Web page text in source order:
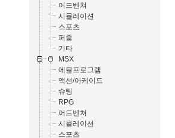
어드벤쳐
시뮬레이션
스포츠
퍼즐
기타
MSX
에뮬프로그램
액션/아케이드
슈팅
RPG
어드벤쳐
시뮬레이션
스포츠